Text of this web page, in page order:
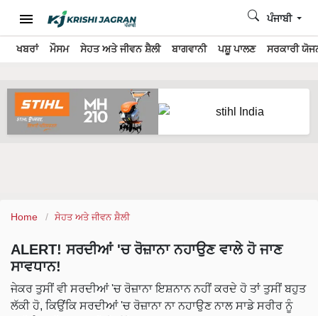
ਖਬਰਾਂ ਮੌਸਮ ਸੇਹਤ ਅਤੇ ਜੀਵਨ ਸ਼ੈਲੀ ਬਾਗਵਾਨੀ ਪਸ਼ੂ ਪਾਲਣ ਸਰਕਾਰੀ
ਪੰਜਾਬੀ
Home ਸੇਹਤ ਅਤੇ ਜੀਵਨ ਸ਼ੈਲੀ
ALERT! ਸਰਦੀਆਂ 'ਚ ਰੋਜ਼ਾਨਾ ਨਹਾਉਣ ਵਾਲੇ ਹੋ ਜਾਣ
ਸਾਵਧਾਨ!
ਜੇਕਰ ਤੁਸੀਂ ਵੀ ਸਰਦੀਆਂ 'ਚ ਰੋਜ਼ਾਨਾ ਇਸ਼ਨਾਨ ਨਹੀਂ ਕਰਦੇ ਹੋ ਤਾਂ ਤੁਸੀਂ ਬਹੁਤ
ਲੱਕੀ ਹੋ, ਕਿਉਂਕਿ ਸਰਦੀਆਂ 'ਚ ਰੋਜ਼ਾਨਾ ਨਾ ਨਹਾਉਣ ਨਾਲ ਸਾਡੇ ਸਰੀਰ ਨੂੰ